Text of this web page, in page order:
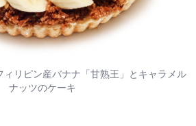
ィリピン産バナナ「甘熟王」とキャラメル
ナッツのケーキ